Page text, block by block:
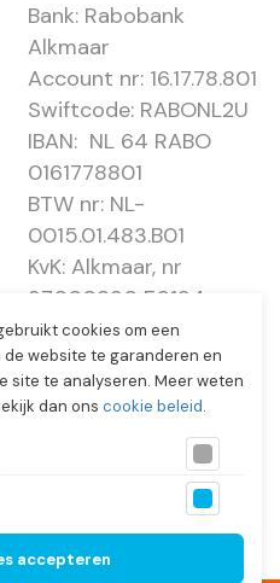
Bank: Rabobank
Alkmaar
Account nr: 16.17.78.801
Swiftcode: RABONL2U
IBAN: NL 64 RABO
0161778801
BTW nr: NL-
0015.01.483.B01
KvK: Alkmaar, nr
37000830 E0194 -
EBO 505
cookies om een
website te garanderen en
site te analyseren. Meer weten
dan ons cookie beleid.
accepteren